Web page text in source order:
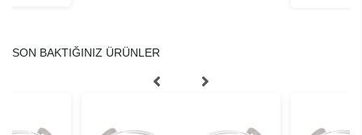
SON BAKTIĞINIZ ÜRÜNLER